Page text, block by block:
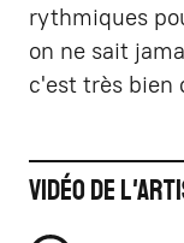
rythmiques
on ne sait
c'est très bien
Vidéo de